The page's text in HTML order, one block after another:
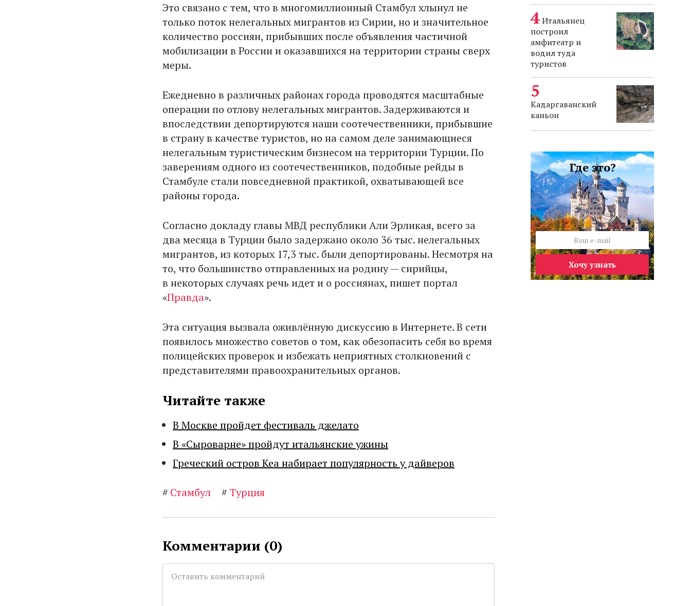
Это связано с тем, что в многомиллионный Стамбул хлынул не
только поток нелегальных мигрантов из Сирии, но и значительное
количество россиян, прибывших после объявления частичной
мобилизации в России и оказавшихся на территории страны сверх
меры.
Ежедневно в различных районах города проводятся масштабные
операции по отлову нелегальных мигрантов. Задерживаются и
впоследствии депортируются наши соотечественники, прибывшие
в страну в качестве туристов, но на самом деле занимающиеся
нелегальным туристическим бизнесом на территории Турции. По
заверениям одного из соотечественников, подобные рейды в
Стамбуле стали повседневной практикой, охватывающей все
районы города.
Согласно докладу главы МВД республики Али Эрликая, всего за
два месяца в Турции было задержано около 36 тыс. нелегальных
мигрантов, из которых 17,3 тыс. были депортированы. Несмотря на
то, что большинство отправленных на родину — сирийцы,
в некоторых случаях речь идет и о россиянах, пишет портал
«Правда».
Эта ситуация вызвала оживлённую дискуссию в Интернете. В сети
появилось множество советов о том, как обезопасить себя во время
полицейских проверок и избежать неприятных столкновений с
представителями правоохранительных органов.
Читайте также
В Москве пройдет фестиваль джелато
В «Сыроварне» пройдут итальянские ужины
Греческий остров Кеа набирает популярность у дайверов
# Стамбул # Турция
Комментарии (0)
Итальянец
построил
амфитеатр и
водил туда
туристов
Кадаргаванский
каньон
Где это?
Хочу узнать